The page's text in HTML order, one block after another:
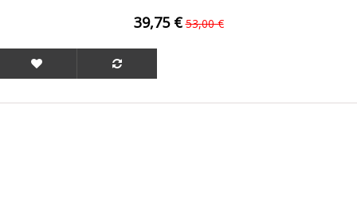
39,75 € 53,00 €